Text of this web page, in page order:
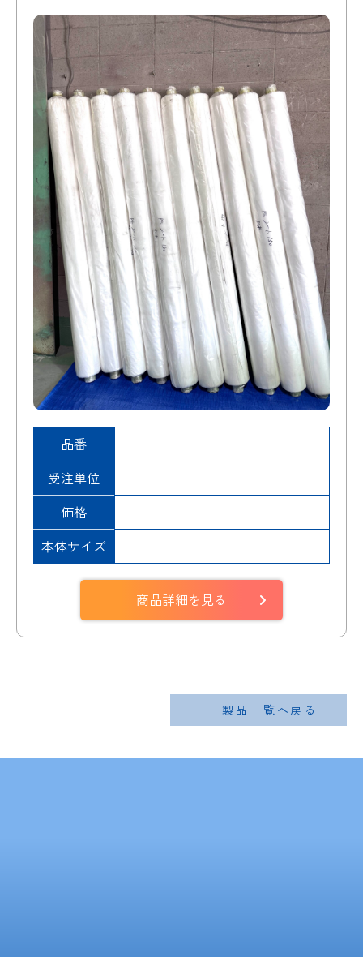
品番
受注単位
価格
本体サイズ
商品詳細を見る
製品一覧へ戻る